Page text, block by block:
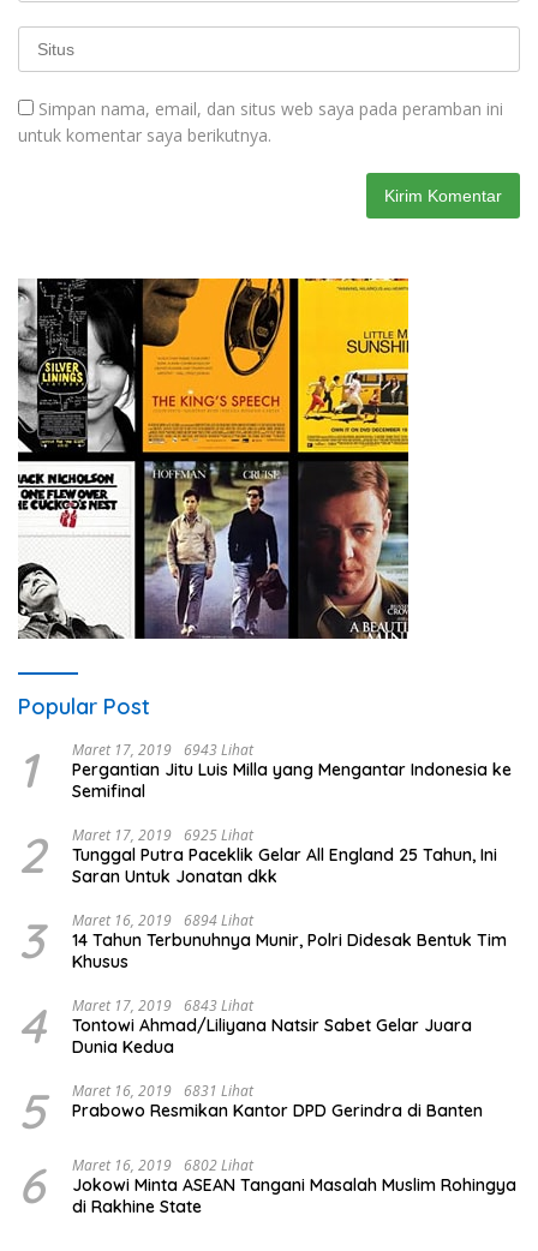
Simpan nama, email, dan situs web saya pada peramban ini
untuk komentar saya berikutnya.
Popular Post
1 Maret 17, 2019 6943 Lihat
Pergantian Jitu Luis Milla yang Mengantar Indonesia ke
Semifinal
2 Maret 17, 2019 6925 Lihat
Tunggal Putra Paceklik Gelar All England 25 Tahun, Ini
Saran Untuk Jonatan dkk
3 Maret 16, 2019 6894 Lihat
14 Tahun Terbunuhnya Munir, Polri Didesak Bentuk Tim
Khusus
4 Maret 17, 2019 6843 Lihat
Tontowi Ahmad/Liliyana Natsir Sabet Gelar Juara
Dunia Kedua
5 Maret 16, 2019 6831 Lihat
Prabowo Resmikan Kantor DPD Gerindra di Banten
6 Maret 16, 2019 6802 Lihat
Jokowi Minta ASEAN Tangani Masalah Muslim Rohingya
di Rakhine State